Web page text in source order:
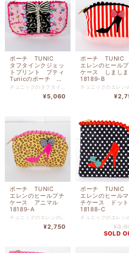
ポーチ TUNIC
タフタインクジェッ
トプリント プティ
Tunicのポーチ ピ
ンク 17463-A
¥5,060
ポーチ TUNIC
エレンのヒール
ケース しまし
18189-B
ポーチ TUNIC
エレンのヒールプチ
ケース アニマル
18189-A
チュニックのエレンのヒールプチケース アニマル です。 表プリント 綿（裏タフタボンディング加工） 裏地 ナイロン 高さ７.５ｃｍ x 幅１４ｃｍｘマチ３ｃｍ
¥2,750
ポーチ TUNIC
エレンのヒール
チケース ドッ
18188-C
SOLD